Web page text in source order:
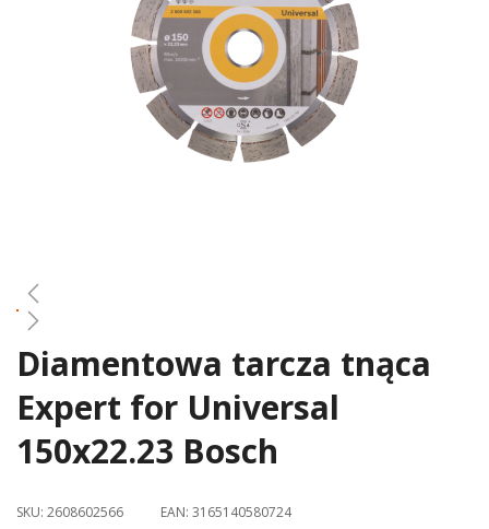
Skip
the
beginning
of
images
Diamentowa tarcza tnąca
Expert for Universal
150x22.23 Bosch
SKU: 2608602566 EAN: 3165140580724